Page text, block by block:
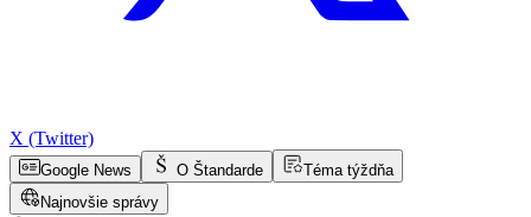
X (Twitter)
Google News O Štandarde
Téma týždňa
Najnovšie správy